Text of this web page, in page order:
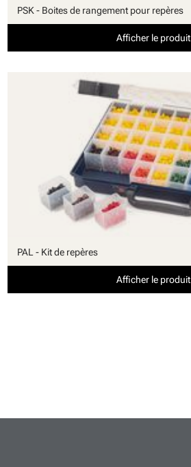
PSK - Boites de rangement pour repères
Afficher le produit
PAL - Kit de repères
Afficher le produit